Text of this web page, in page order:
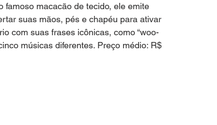
famoso macacão de tecido, ele emite
suas mãos, pés e chapéu para ativar
com suas frases icônicas, como “woo-
músicas diferentes. Preço médio: R$